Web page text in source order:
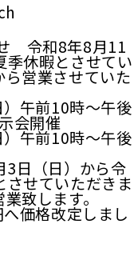
令和8年8月11
休暇とさせてい
営業させていた
午前10時～午後
会開催
午前10時～午後
日（日）から令
せていただきま
致します。
価格改定しまし